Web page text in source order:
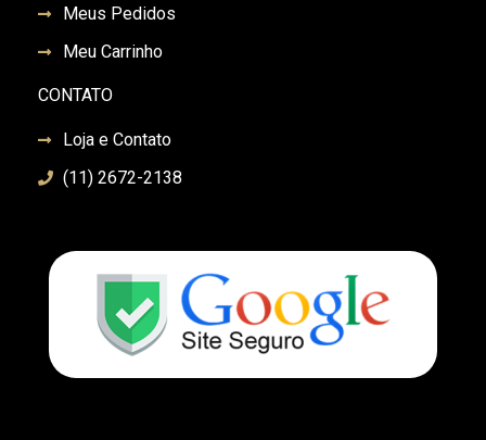
Meus Pedidos
Meu Carrinho
CONTATO
Loja e Contato
(11) 2672-2138